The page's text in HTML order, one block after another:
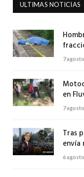
ULTIMAS NOTICIAS
7
en
7
Tras
envía
6